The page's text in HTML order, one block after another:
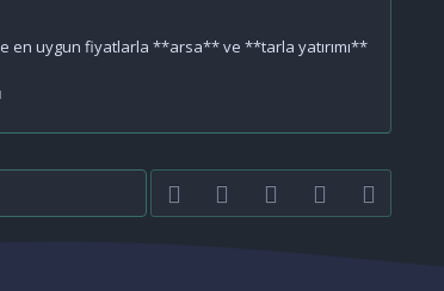
en uygun fiyatlarla **arsa** ve **tarla yatırımı**
FacebookTwitter youtubeBize ulaşın